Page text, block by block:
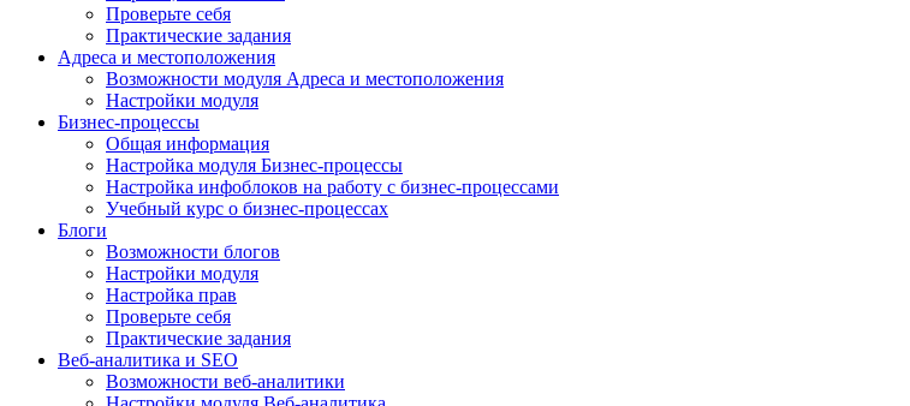
Проверьте себя
Практические задания
Адреса и местоположения
Возможности модуля Адреса и местоположения
Настройки модуля
Бизнес-процессы
Общая информация
Настройка модуля Бизнес-процессы
Настройка инфоблоков на работу с бизнес-процессами
Учебный курс о бизнес-процессах
Блоги
Возможности блогов
Настройки модуля
Настройка прав
Проверьте себя
Практические задания
Веб-аналитика и SEO
Возможности веб-аналитики